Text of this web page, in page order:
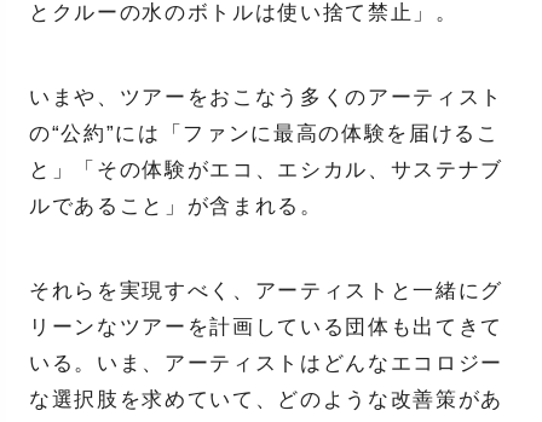
とクルーの水のボトルは使い捨て禁止」。
いまや、ツアーをおこなう多くのアーティスト
の“公約”には「ファンに最高の体験を届けるこ
と」「その体験がエコ、エシカル、サステナブ
ルであること」が含まれる。
それらを実現すべく、アーティストと一緒にグ
リーンなツアーを計画している団体も出てきて
いる。いま、アーティストはどんなエコロジー
な選択肢を求めていて、どのような改善策があ